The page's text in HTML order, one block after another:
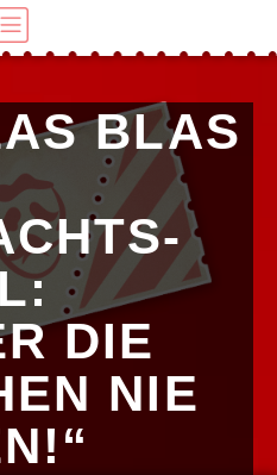
BLAS
DIE F
NIE K